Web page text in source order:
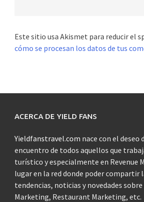
Este sitio usa Akismet para reducir el
cómo se procesan los datos de tus
ACERCA DE YIELD FANS
Yieldfanstravel.com nace con el deseo
encuentro de todos aquellos que
turístico y especialmente en Revenue
lugar en la red donde poder compartir
tendencias, noticias y novedades
Marketing, Restaurant Marketing, etc.